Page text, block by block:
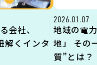
会社、
解くインタ
2026.01.07
地域の電
地」 その
質”とは？